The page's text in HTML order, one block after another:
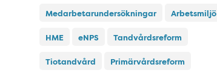
Medarbetarundersökningar Arbetsmiljö
HME eNPS Tandvårdsreform
Tiotandvård Primärvårdsreform